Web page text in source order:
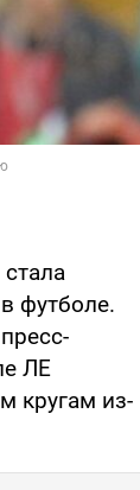
футболе.
ЛЕ
кругам из-